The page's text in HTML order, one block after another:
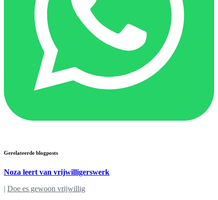
Gerelateerde blogposts
Noza leert van vrijwilligerswerk
| Doe es gewoon vrijwillig